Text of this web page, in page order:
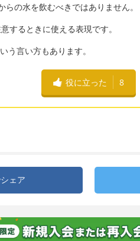
の水を飲むべきではありません。
るときに使える表現です。
う言い方もあります。
役に立った 8
シェア